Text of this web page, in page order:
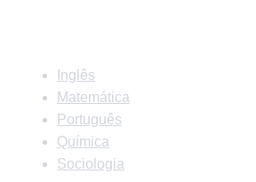
Inglês
Matemática
Português
Química
Sociologia